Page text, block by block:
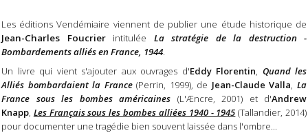
Les éditions Vendémiaire viennent de publier une étude historique de
Jean-Charles Foucrierintitulée La stratégie de la destruction -
Bombardements alliés en France, 1944.
Un livre qui vient s'ajouter aux ouvrages d'Eddy Florentin, Quand les
Alliés bombardaient la France(Perrin, 1999), de Jean-Claude Valla,La
France sous les bombes américaines (L'Æncre, 2001) et d'Andrew
Knapp, Les Français sous les bombes alliées 1940 - 1945 (Tallandier, 2014)
pour documenter une tragédie bien souvent laissée dans l'ombre...